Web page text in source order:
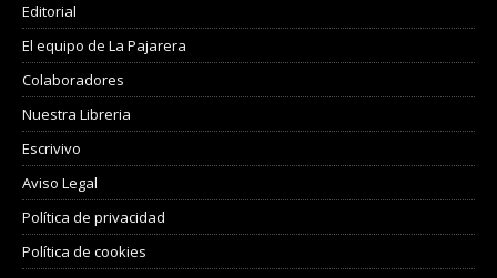
Editorial
El equipo de La Pajarera
Colaboradores
Nuestra Libreria
Escrivivo
Aviso Legal
Política de privacidad
Política de cookies